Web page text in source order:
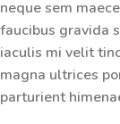
neque sem
faucibus gravida
iaculis mi velit
magna ultrices
parturient